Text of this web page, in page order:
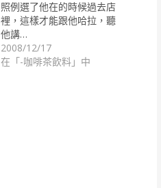
照例選了他在的時候過去店
裡，這樣才能跟他哈拉，聽
他講…
2008/12/17
在「-咖啡茶飲料」中